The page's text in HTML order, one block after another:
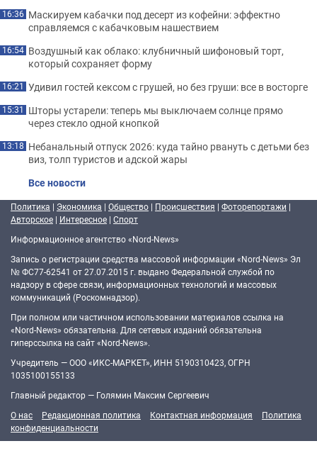
16:36 Маскируем кабачки под десерт из кофейни: эффектно
справляемся с кабачковым нашествием
16:54 Воздушный как облако: клубничный шифоновый торт,
который сохраняет форму
16:21 Удивил гостей кексом с грушей, но без груши: все в восторге
15:31 Шторы устарели: теперь мы выключаем солнце прямо
через стекло одной кнопкой
13:18 Небанальный отпуск 2026: куда тайно рвануть с детьми без
виз, толп туристов и адской жары
Все новости
Политика | Экономика | Общество | Происшествия | Фоторепортажи |
Авторское | Интересное | Спорт
Информационное агентство «Nord-News»
Запись о регистрации средства массовой информации «Nord-News» Эл
№ ФС77-62541 от 27.07.2015 г. выдано Федеральной службой по
надзору в сфере связи, информационных технологий и массовых
коммуникаций (Роскомнадзор).
При полном или частичном использовании материалов ссылка на
«Nord-News» обязательна. Для сетевых изданий обязательна
гиперссылка на сайт «Nord-News».
Учредитель — ООО «ИКС-МАРКЕТ», ИНН 5190310423, ОГРН
1035100155133
Главный редактор — Голямин Максим Сергеевич
О нас
Редакционная политика Контактная информация
Политика
конфиденциальности